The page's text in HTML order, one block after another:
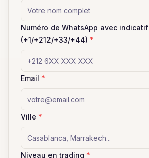
Numéro de WhatsApp avec indicatif
(+1/+212/+33/+44) *
Email *
Ville *
Niveau en trading *